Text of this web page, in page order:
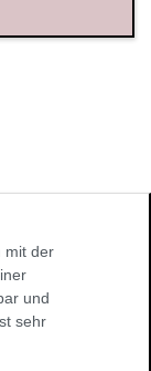
mit der
und
sehr